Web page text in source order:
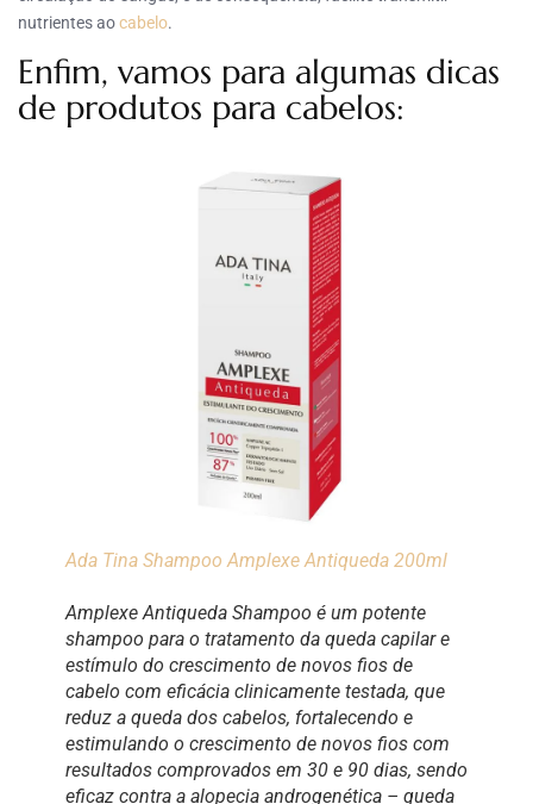
nutrientes aocabelo.
Enfim, vamos para algumas dicas
de produtos para cabelos:
Ada Tina Shampoo Amplexe Antiqueda 200ml
Amplexe Antiqueda Shampoo é um potente
shampoo para o tratamento da queda capilar e
estímulo do crescimento de novos fios de
cabelo com eficácia clinicamente testada, que
reduz a queda dos cabelos, fortalecendo e
estimulando o crescimento de novos fios com
resultados comprovados em 30 e 90 dias, sendo
eficaz contra a alopecia androgenética – queda